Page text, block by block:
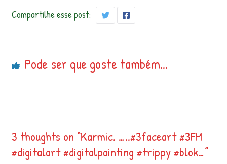
Compartilhe esse post:
Pode ser que goste também...
3 thoughts on “Karmic. …..#3faceart #3FM
#digitalart #digitalpainting #trippy #blok…”